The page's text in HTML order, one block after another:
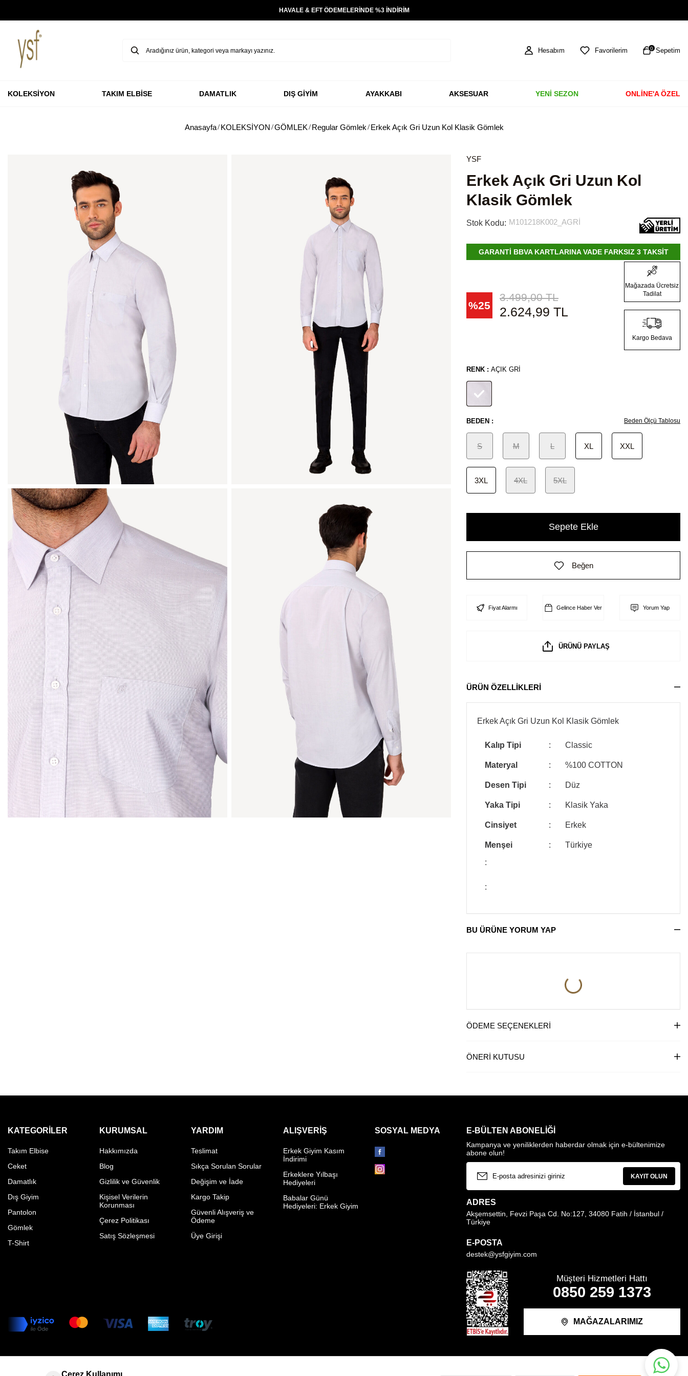
HAVALE & EFT ÖDEMELERİNDE %3 İNDİRİM
Hesabım Favorilerim 0 Sepetim
KOLEKSİYON TAKIM ELBİSE DAMATLIK DIŞ GİYİM AYAKKABI AKSESUAR YENİ SEZON ONLİNE'A ÖZEL
Anasayfa KOLEKSİYON GÖMLEK Regular Gömlek Erkek Açık Gri Uzun Kol Klasik Gömlek
YSF
Erkek Açık Gri Uzun Kol
Klasik Gömlek
Stok Kodu: M101218K002_AGRİ
GARANTİ BBVA KARTLARINA VADE FARKSIZ 3 TAKSİT
%25
3.499,00TL
2.624,99 TL
Mağazada Ücretsiz
Tadilat
Kargo Bedava
RENK : AÇIK GRI
BEDEN : Beden Ölçü Tablosu
S M L XL XXL
3XL 4XL 5XL
Sepete Ekle
Beğen
Fiyat Alarmı Gelince Haber Ver Yorum Yap
ÜRÜNÜ PAYLAŞ
ÜRÜN ÖZELLİKLERİ
Erkek Açık Gri Uzun Kol Klasik Gömlek
Kalıp Tipi : Classic
Materyal : %100 COTTON
Desen Tipi : Düz
Yaka Tipi : Klasik Yaka
Cinsiyet : Erkek
Menşei :
Türkiye
:
:
BU ÜRÜNE YORUM YAP
ÖDEME SEÇENEKLERI
ÖNERI KUTUSU
KATEGORILER
Takım Elbise
Ceket
Damatlık
Dış Giyim
Pantolon
Gömlek
T-Shirt
KURUMSAL
Hakkımızda
Blog
Gizlilik ve Güvenlik
Kişisel Verilerin
Korunması
Çerez Politikası
Satış Sözleşmesi
YARDIM
Teslimat
Sıkça Sorulan Sorular
Değişim ve İade
Kargo Takip
Güvenli Alışveriş ve
Ödeme
Üye Girişi
ALIŞVERIŞ
Erkek Giyim Kasım
İndirimi
Erkeklere Yılbaşı
Hediyeleri
Babalar Günü
Hediyeleri: Erkek Giyim
SOSYAL MEDYA E-BÜLTEN ABONELIĞI
Kampanya ve yeniliklerden haberdar olmak için e-bültenimize
abone olun!
KAYIT OLUN
ADRES
Akşemsettin, Fevzi Paşa Cd. No:127, 34080 Fatih / İstanbul /
Türkiye
E-POSTA
destek@ysfgiyim.com
Müşteri Hizmetleri Hattı
0850 259 1373
MAĞAZALARIMIZ
Çerez Kullanımı